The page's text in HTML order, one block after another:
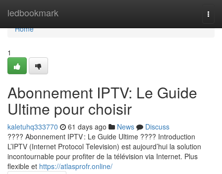
ledbookmark
Home
Home
1
Abonnement IPTV: Le Guide
Ultime pour choisir
kaletuhq333770 61 days ago News
Discuss
???? Abonnement IPTV : Le Guide Ultime ???? Introduction
L’IPTV (Internet Protocol Television) est aujourd’hui la solution
incontournable pour profiter de la télévision via Internet. Plus
flexible et https://atlasprofr.online/